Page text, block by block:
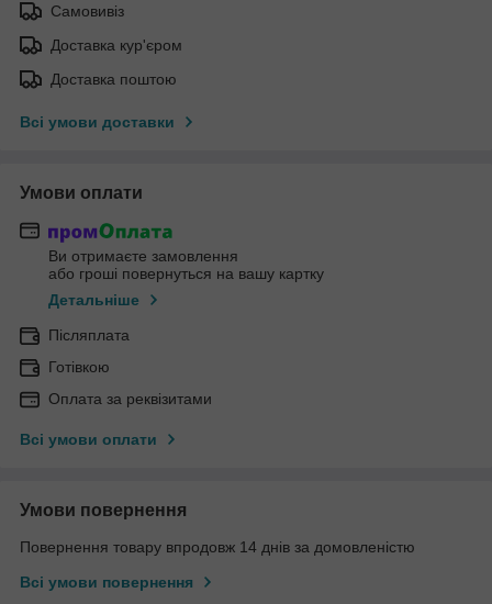
Самовивіз
Доставка кур'єром
Доставка поштою
Всі умови доставки
Умови оплати
Ви отримаєте замовлення
або гроші повернуться на вашу картку
Детальніше
Післяплата
Готівкою
Оплата за реквізитами
Всі умови оплати
Умови повернення
Повернення товару впродовж 14 днів за домовленістю
Всі умови повернення